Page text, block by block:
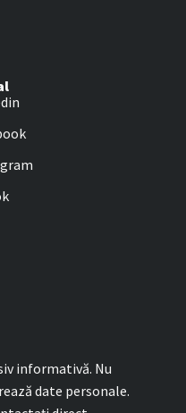
informativă. Nu
date personale.